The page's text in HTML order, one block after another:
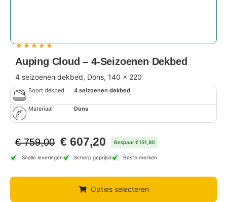
★★★★★
Auping Cloud – 4-Seizoenen Dekbed
4 seizoenen dekbed, Dons, 140 x 220
Soort dekbed 4 seizoenen dekbed
Materiaal Dons
€759,00 € 607,20 Bespaar €151,80
Snelle leveringen Scherp geprijsd Beste merken
Opties selecteren